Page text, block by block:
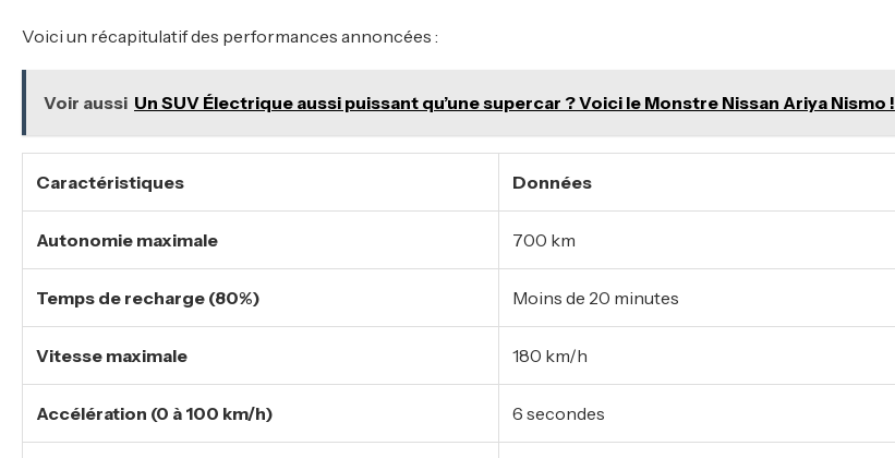
Voici un récapitulatif des performances annoncées :
Voir aussi Un SUV Électrique aussi puissant qu’une supercar ? Voici le Monstre Nissan Ariya Nismo !
Caractéristiques Données
Autonomie maximale 700 km
Temps de recharge (80%) Moins de 20 minutes
Vitesse maximale 180 km/h
Accélération (0 à 100 km/h) 6 secondes